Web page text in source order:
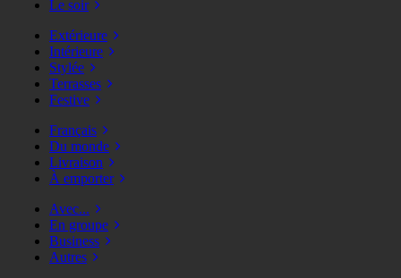
Le soir
Extérieure
Intérieure
Stylée
Terrasses
Festive
Français
Du monde
Livraison
À emporter
Avec...
En groupe
Business
Autres